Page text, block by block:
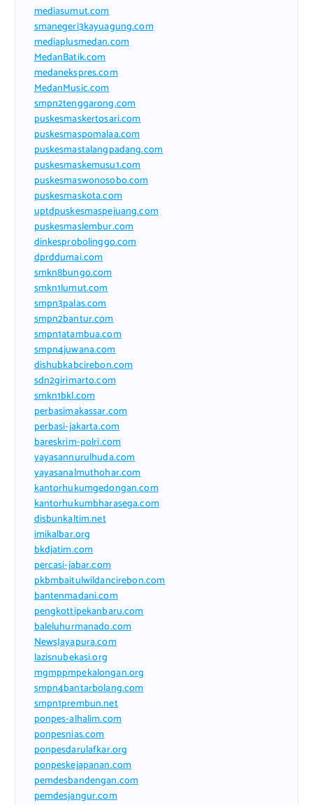
mediasumut.com
smanegeri3kayuagung.com
mediaplusmedan.com
MedanBatik.com
medanekspres.com
MedanMusic.com
smpn2tenggarong.com
puskesmaskertosari.com
puskesmaspomalaa.com
puskesmastalangpadang.com
puskesmaskemusu1.com
puskesmaswonosobo.com
puskesmaskota.com
uptdpuskesmaspejuang.com
puskesmaslembur.com
dinkesprobolinggo.com
dprddumai.com
smkn8bungo.com
smkn1lumut.com
smpn3palas.com
smpn2bantur.com
smpn1atambua.com
smpn4juwana.com
dishubkabcirebon.com
sdn2girimarto.com
smkn1bkl.com
perbasimakassar.com
perbasi-jakarta.com
bareskrim-polri.com
yayasannurulhuda.com
yayasanalmuthohar.com
kantorhukumgedongan.com
kantorhukumbharasega.com
disbunkaltim.net
imikalbar.org
bkdjatim.com
percasi-jabar.com
pkbmbaitulwildancirebon.com
bantenmadani.com
pengkottipekanbaru.com
baleluhurmanado.com
NewsJayapura.com
lazisnubekasi.org
mgmppmpekalongan.org
smpn4bantarbolang.com
smpn1prembun.net
ponpes-alhalim.com
ponpesnias.com
ponpesdarulafkar.org
ponpeskejapanan.com
pemdesbandengan.com
pemdesjangur.com